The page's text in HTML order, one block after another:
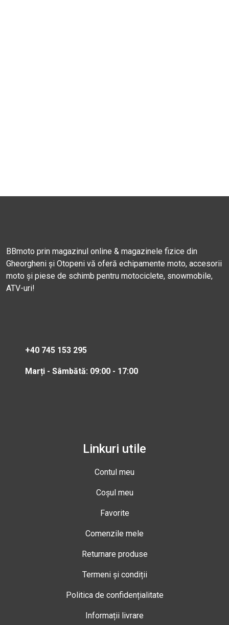
BBmoto prin magazinul online & magazinele fizice din
Gheorgheni și Otopeni vă oferă echipamente moto, accesorii
moto și piese de schimb pentru motociclete, snowmobile,
ATV-uri!
+40 745 153 295
Marți - Sâmbătă: 09:00 - 17:00
Linkuri utile
Contul meu
Coșul meu
Favorite
Comenzile mele
Returnare produse
Termeni și condiții
Politica de confidențialitate
Informații livrare